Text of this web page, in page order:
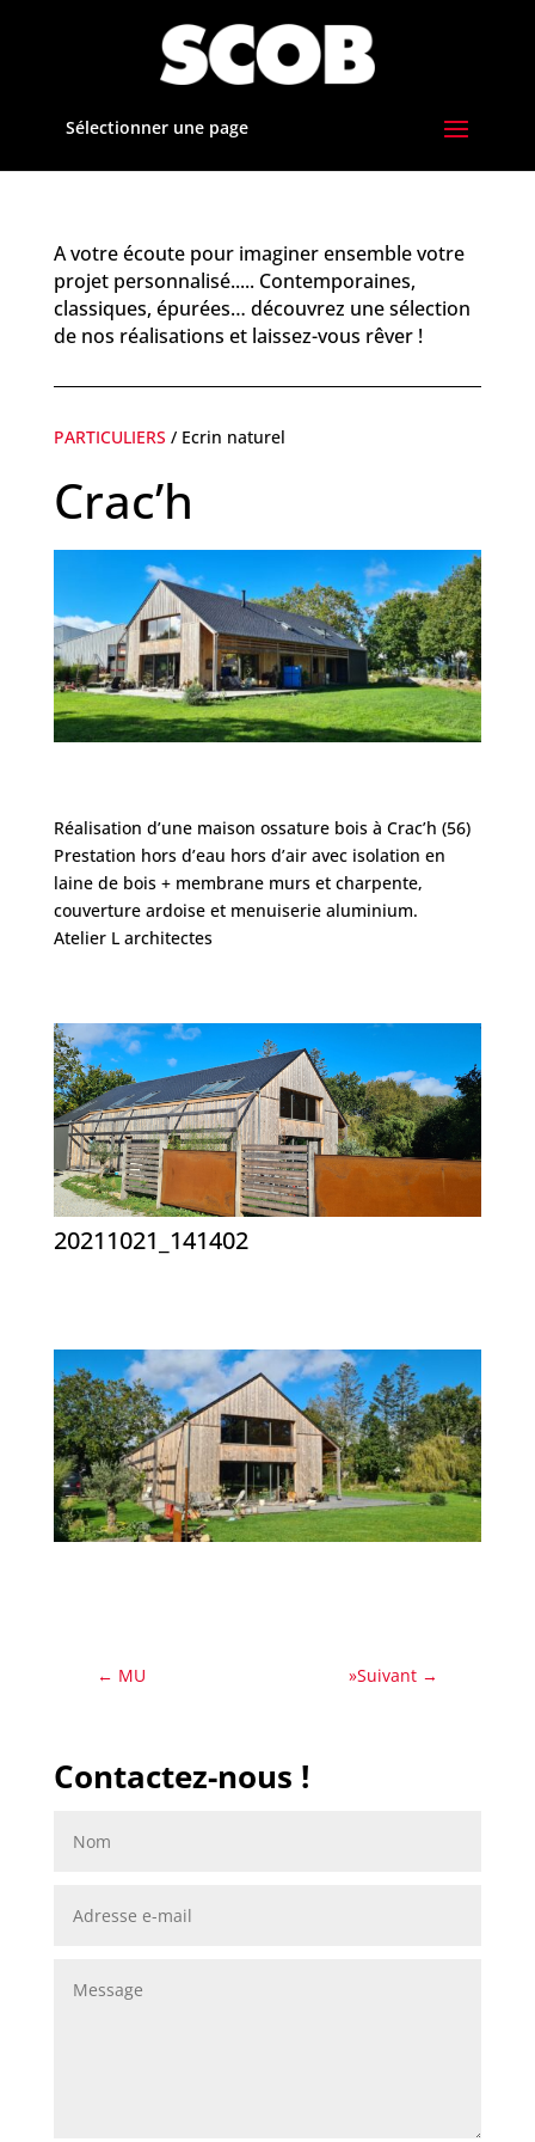
Sélectionner une page
A votre écoute pour imaginer ensemble votre
projet personnalisé..... Contemporaines,
classiques, épurées… découvrez une sélection
de nos réalisations et laissez-vous rêver !
PARTICULIERS / Ecrin naturel
Crac’h
Réalisation d’une maison ossature bois à Crac’h (56)
Prestation hors d’eau hors d’air avec isolation en
laine de bois + membrane murs et charpente,
couverture ardoise et menuiserie aluminium.
Atelier L architectes
20211021_141402
← MU »Suivant →
Contactez-nous !